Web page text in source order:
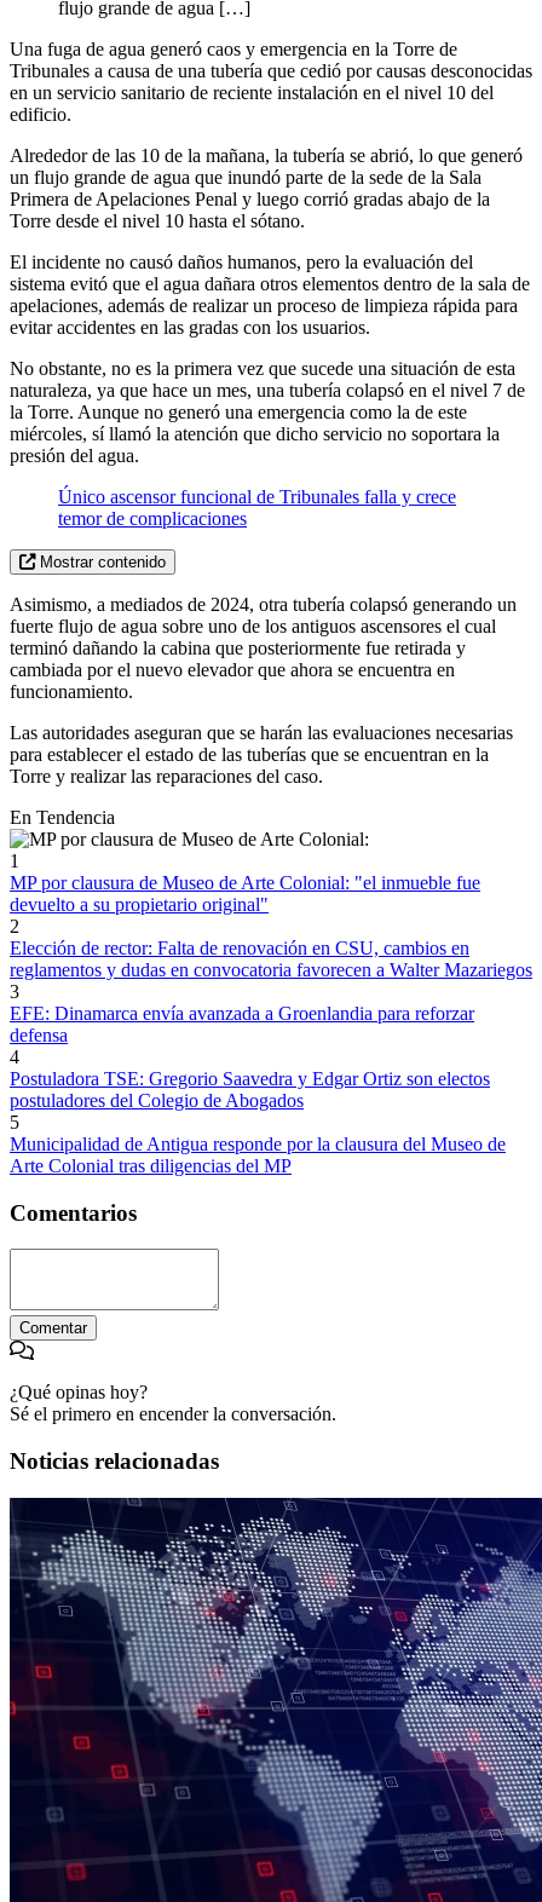
flujo grande de agua […]
Una fuga de agua generó caos y emergencia en la Torre de
Tribunales a causa de una tubería que cedió por causas desconocidas
en un servicio sanitario de reciente instalación en el nivel 10 del
edificio.
Alrededor de las 10 de la mañana, la tubería se abrió, lo que generó
un flujo grande de agua que inundó parte de la sede de la Sala
Primera de Apelaciones Penal y luego corrió gradas abajo de la
Torre desde el nivel 10 hasta el sótano.
El incidente no causó daños humanos, pero la evaluación del
sistema evitó que el agua dañara otros elementos dentro de la sala de
apelaciones, además de realizar un proceso de limpieza rápida para
evitar accidentes en las gradas con los usuarios.
No obstante, no es la primera vez que sucede una situación de esta
naturaleza, ya que hace un mes, una tubería colapsó en el nivel 7 de
la Torre. Aunque no generó una emergencia como la de este
miércoles, sí llamó la atención que dicho servicio no soportara la
presión del agua.
Único ascensor funcional de Tribunales falla y crece
temor de complicaciones
Mostrar contenido
Asimismo, a mediados de 2024, otra tubería colapsó generando un
fuerte flujo de agua sobre uno de los antiguos ascensores el cual
terminó dañando la cabina que posteriormente fue retirada y
cambiada por el nuevo elevador que ahora se encuentra en
funcionamiento.
Las autoridades aseguran que se harán las evaluaciones necesarias
para establecer el estado de las tuberías que se encuentran en la
Torre y realizar las reparaciones del caso.
En Tendencia
1
MP por clausura de Museo de Arte Colonial: "el inmueble fue
devuelto a su propietario original"
2
Elección de rector: Falta de renovación en CSU, cambios en
reglamentos y dudas en convocatoria favorecen a Walter Mazariegos
3
EFE: Dinamarca envía avanzada a Groenlandia para reforzar
defensa
4
Postuladora TSE: Gregorio Saavedra y Edgar Ortiz son electos
postuladores del Colegio de Abogados
5
Municipalidad de Antigua responde por la clausura del Museo de
Arte Colonial tras diligencias del MP
Comentarios
Comentar
¿Qué opinas hoy?
Sé el primero en encender la conversación.
Noticias relacionadas